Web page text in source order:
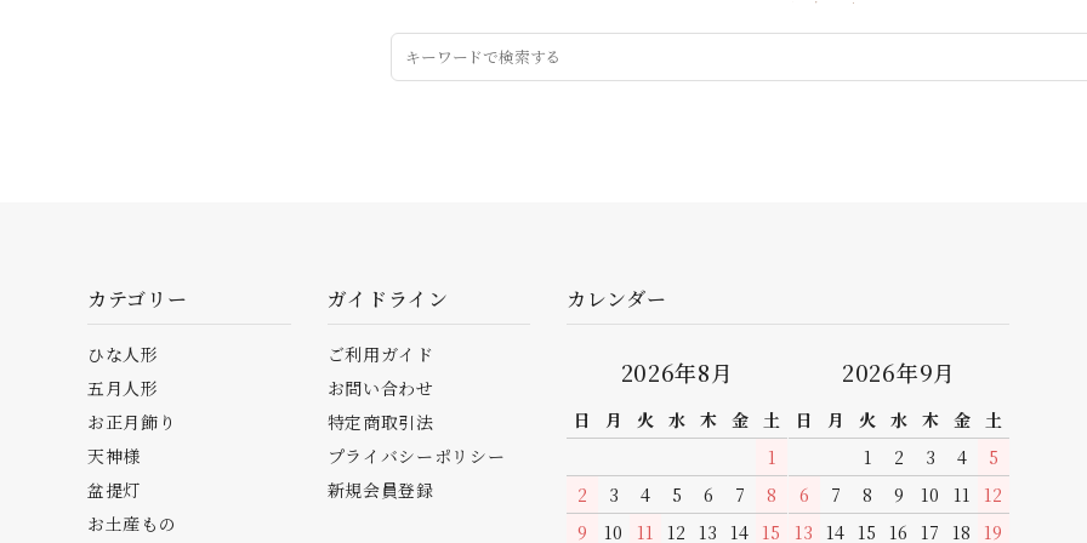
カテゴリー
ひな人形
五月人形
お正月飾り
天神様
盆提灯
お土産もの
ガイドライン
ご利用ガイド
お問い合わせ
特定商取引法
プライバシーポリシー
新規会員登録
カレンダー
2026年8月
日 月 火 水 木 金
土
1
2
3 4 5 6 7
8
9
10 11 12 13 14 15
2026年9月
日 月 火 水 木 金
土
1
2 3 4
5
6
7 8 9 10 11
12
13
14 15 16 17 18 19